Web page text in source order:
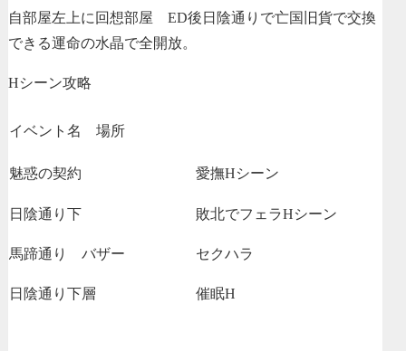
自部屋左上に回想部屋 ED後日陰通りで亡国旧貨で交換
できる運命の水晶で全開放。
Hシーン攻略
イベント名 場所
魅惑の契約 愛撫Hシーン
日陰通り下 敗北でフェラHシーン
馬蹄通り バザー セクハラ
日陰通り下層 催眠H